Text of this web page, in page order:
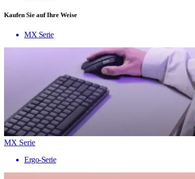
Kaufen Sie auf Ihre Weise
MX Serie
MX Serie
Ergo-Serie